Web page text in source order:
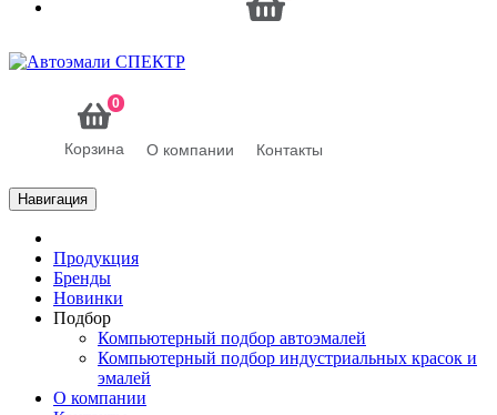
0
Корзина О компании Контакты
Навигация
Продукция
Бренды
Новинки
Подбор
Компьютерный подбор автоэмалей
Компьютерный подбор индустриальных красок и
эмалей
О компании